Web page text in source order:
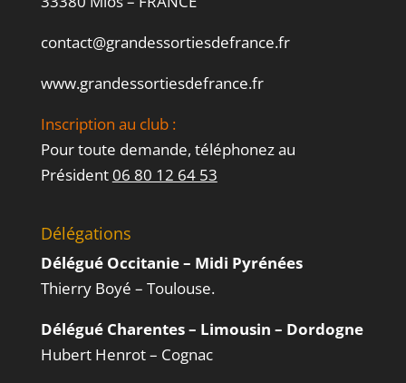
contact@grandessortiesdefrance.fr
www.grandessortiesdefrance.fr
Inscription au club :
Pour toute demande, téléphonez au
Président06 80 12 64 53
Délégations
Délégué Occitanie – Midi Pyrénées
Thierry Boyé – Toulouse.
Délégué Charentes – Limousin – Dordogne
Hubert Henrot – Cognac